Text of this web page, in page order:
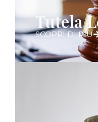
Tutela
SCOPRI DI PIÙ